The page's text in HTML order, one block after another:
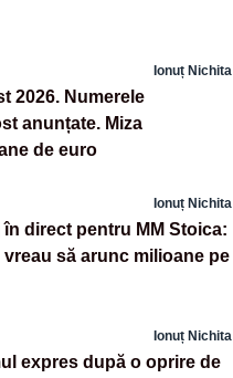
Ionuț Nichita
2026. Numerele
anunțate. Miza
de euro
Ionuț Nichita
direct pentru MM Stoica:
vreau să arunc milioane pe
Ionuț Nichita
expres după o oprire de